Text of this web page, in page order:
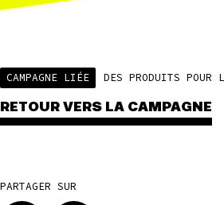
CAMPAGNE LIÉE DES PRODUITS
RETOUR VERS LA CAMPAGNE
PARTAGER SUR